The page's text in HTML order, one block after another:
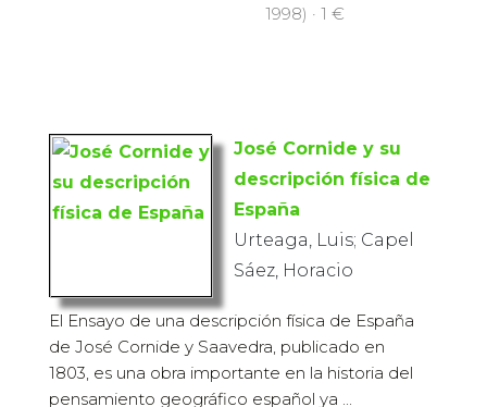
1998) · 1 €
José Cornide y su
descripción física de
España
Urteaga, Luis; Capel
Sáez, Horacio
El Ensayo de una descripción física de España
de José Cornide y Saavedra, publicado en
1803, es una obra importante en la historia del
pensamiento geográfico español ya ...